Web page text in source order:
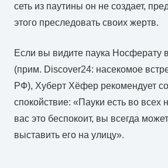
сеть из паутины он не создает,
этого преследовать своих жертв.
Если вы видите паука Носферату
(прим. Discover24: насекомое
РФ), Хуберт Хёфер рекомендует
спокойствие: «Пауки есть во
вас это беспокоит, вы всегда
выставить его на улицу».